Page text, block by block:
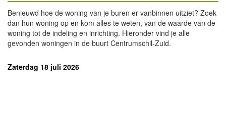
Benieuwd hoe de woning van je buren er vanbinnen uitziet? Zoek
dan hun woning op en kom alles te weten, van de waarde van de
woning tot de indeling en inrichting. Hieronder vind je alle
gevonden woningen in de buurt Centrumschil-Zuid.
Zaterdag 18 juli 2026